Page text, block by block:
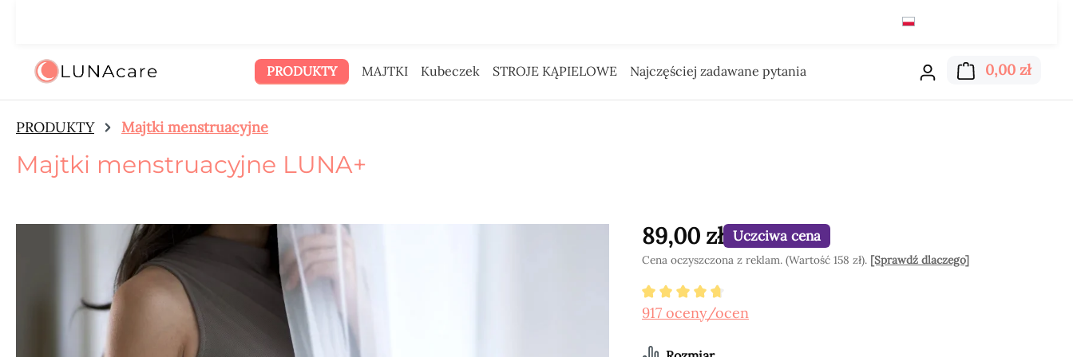
0,00 zł
PRODUKTY MAJTKI Kubeczek STROJE KĄPIELOWE Najczęściej zadawane pytania
PRODUKTY Majtki menstruacyjne
Majtki menstruacyjne LUNA+
Pomiń galerię zdjęć 89,00 zł Uczciwa cena
Cena oczyszczona z reklam. (Wartość 158 zł). [Sprawdź dlaczego]
Średnia ocena 4.8 z 5 gwiazdek
917 oceny/ocen
Wybierz